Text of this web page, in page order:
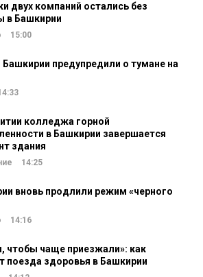
двух компаний остались без
в Башкирии
15:00
предупредили о тумане на
колледжа горной
в Башкирии завершается
здания
14:25
вновь продлили режим «черного
14:16
чтобы чаще приезжали»: как
поезда здоровья в Башкирии